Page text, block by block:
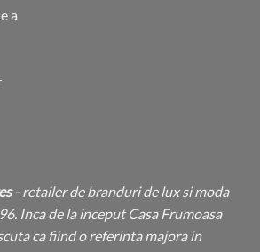
- retailer de branduri de lux si moda
Inca de la inceput Casa Frumoasa
ca fiind o referinta majora in